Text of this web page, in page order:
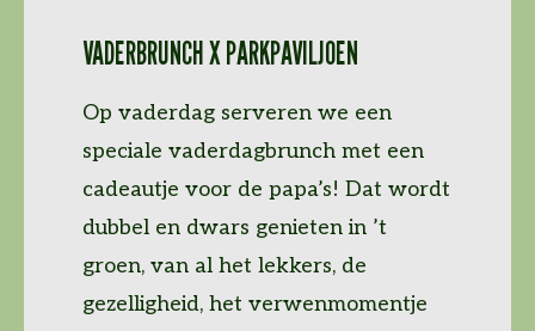
VADERBRUNCH X PARKPAVILJOEN
Op vaderdag serveren we een
speciale vaderdagbrunch met een
cadeautje voor de papa’s! Dat wordt
dubbel en dwars genieten in ’t
groen, van al het lekkers, de
gezelligheid, het verwenmomentje